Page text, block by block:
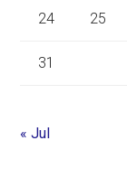
24 25
31
« Jul